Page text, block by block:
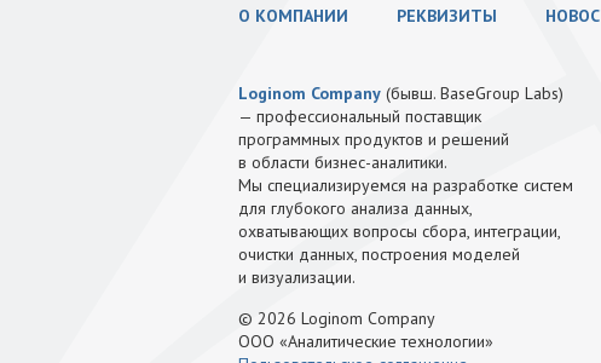
О КОМПАНИИ РЕКВИЗИТЫ
Loginom Company (бывш. BaseGroup Labs)
— профессиональный поставщик
программных продуктов и решений
в области бизнес-аналитики.
Мы специализируемся на разработке систем
для глубокого анализа данных,
охватывающих вопросы сбора, интеграции,
очистки данных, построения моделей
и визуализации.
© 2026 Loginom Company
ООО «Аналитические технологии»